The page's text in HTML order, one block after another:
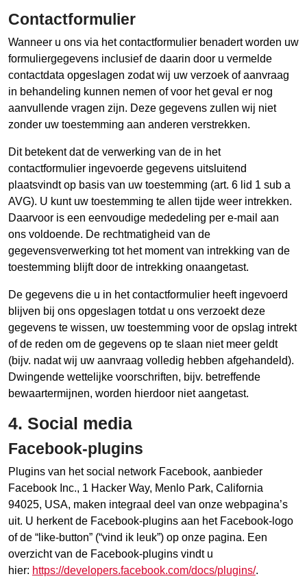
Contactformulier
Wanneer u ons via het contactformulier benadert worden uw
formuliergegevens inclusief de daarin door u vermelde
contactdata opgeslagen zodat wij uw verzoek of aanvraag
in behandeling kunnen nemen of voor het geval er nog
aanvullende vragen zijn. Deze gegevens zullen wij niet
zonder uw toestemming aan anderen verstrekken.
Dit betekent dat de verwerking van de in het
contactformulier ingevoerde gegevens uitsluitend
plaatsvindt op basis van uw toestemming (art. 6 lid 1 sub a
AVG). U kunt uw toestemming te allen tijde weer intrekken.
Daarvoor is een eenvoudige mededeling per e-mail aan
ons voldoende. De rechtmatigheid van de
gegevensverwerking tot het moment van intrekking van de
toestemming blijft door de intrekking onaangetast.
De gegevens die u in het contactformulier heeft ingevoerd
blijven bij ons opgeslagen totdat u ons verzoekt deze
gegevens te wissen, uw toestemming voor de opslag intrekt
of de reden om de gegevens op te slaan niet meer geldt
(bijv. nadat wij uw aanvraag volledig hebben afgehandeld).
Dwingende wettelijke voorschriften, bijv. betreffende
bewaartermijnen, worden hierdoor niet aangetast.
4. Social media
Facebook-plugins
Plugins van het social network Facebook, aanbieder
Facebook Inc., 1 Hacker Way, Menlo Park, California
94025, USA, maken integraal deel van onze webpagina’s
uit. U herkent de Facebook-plugins aan het Facebook-logo
of de “like-button” (“vind ik leuk”) op onze pagina. Een
overzicht van de Facebook-plugins vindt u
hier: https://developers.facebook.com/docs/plugins/.